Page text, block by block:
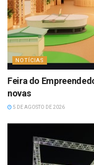
NOTÍCIAS
Feira do
novas
5 DE AGOSTO DE 2026